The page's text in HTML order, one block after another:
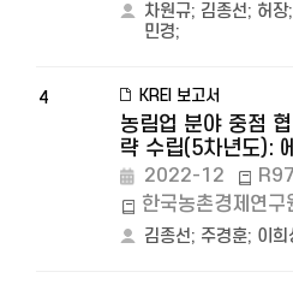
차원규; 김종선; 허장;
민경;
4 KREI 보고서
농림업 분야 중점
략 수립(5차년도):
2022-12
한국농촌경제연구
김종선; 주경훈; 이희